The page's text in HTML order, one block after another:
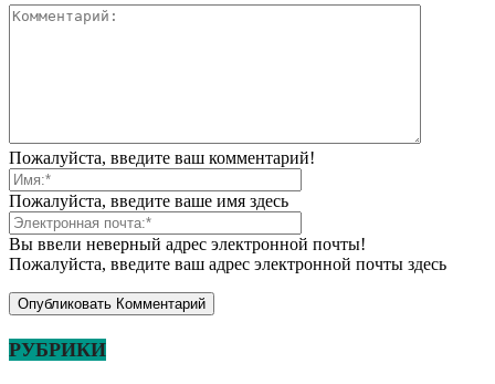
Пожалуйста, введите ваш комментарий!
Пожалуйста, введите ваше имя здесь
Вы ввели неверный адрес электронной почты!
Пожалуйста, введите ваш адрес электронной почты здесь
РУБРИКИ